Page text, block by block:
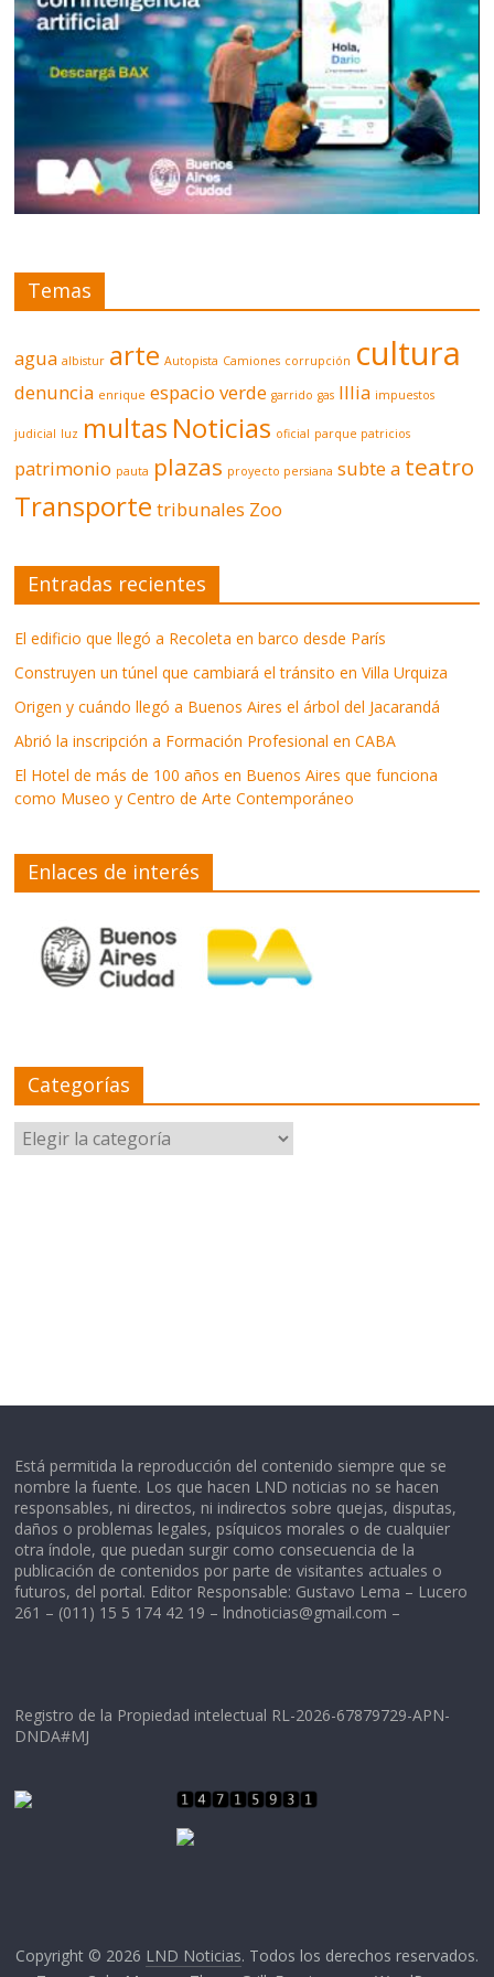
Temas
agua albistur arte Autopista Camiones corrupción cultura
denuncia enrique espacio verde garrido gas Illia impuestos
judicial luz multas Noticias oficial parque patricios
patrimonio pauta plazas proyecto persiana subte a teatro
Transporte tribunales Zoo
Entradas recientes
El edificio que llegó a Recoleta en barco desde París
Construyen un túnel que cambiará el tránsito en Villa Urquiza
Origen y cuándo llegó a Buenos Aires el árbol del Jacarandá
Abrió la inscripción a Formación Profesional en CABA
El Hotel de más de 100 años en Buenos Aires que funciona
como Museo y Centro de Arte Contemporáneo
Enlaces de interés
Categorías
Categorías
Está permitida la reproducción del contenido siempre que se
nombre la fuente. Los que hacen LND noticias no se hacen
responsables, ni directos, ni indirectos sobre quejas, disputas,
daños o problemas legales, psíquicos morales o de cualquier
otra índole, que puedan surgir como consecuencia de la
publicación de contenidos por parte de visitantes actuales o
futuros, del portal. Editor Responsable: Gustavo Lema – Lucero
261 – (011) 15 5 174 42 19 – lndnoticias@gmail.com –
Registro de la Propiedad intelectual RL-2026-67879729-APN-
DNDA#MJ
Copyright © 2026 LND Noticias. Todos los derechos reservados.